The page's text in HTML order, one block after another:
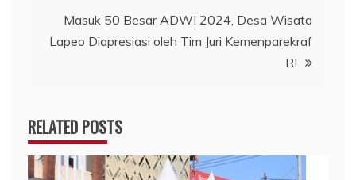
Masuk 50 Besar ADWI 2024, Desa Wisata
Lapeo Diapresiasi oleh Tim Juri Kemenparekraf
RI
RELATED POSTS